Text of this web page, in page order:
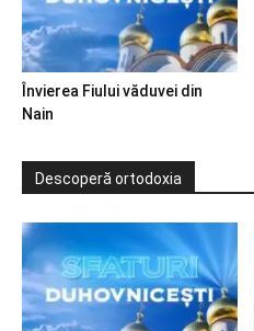
Învierea Fiului văduvei din
Nain
Descoperă ortodoxia